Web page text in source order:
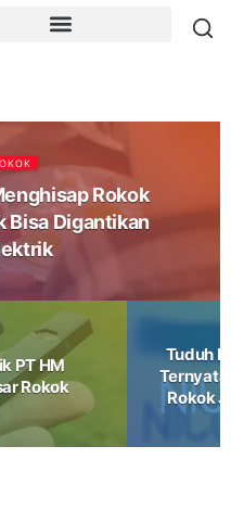
Rokok
Bisa Digantikan
PT HM
Rokok
Tuduh
Rokok